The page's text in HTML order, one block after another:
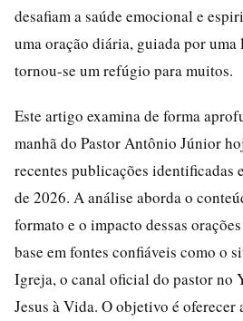
desafiam a saúde emocional e
uma oração diária, guiada por
tornou-se um refúgio para muitos.
Este artigo examina de forma
manhã do Pastor Antônio Júnior
recentes publicações identificadas
de 2026. A análise aborda o
formato e o impacto dessas
base em fontes confiáveis como o
Igreja, o canal oficial do pastor no
Jesus à Vida. O objetivo é